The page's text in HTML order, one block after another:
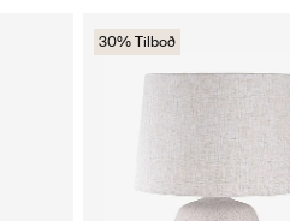
30% Tilboð